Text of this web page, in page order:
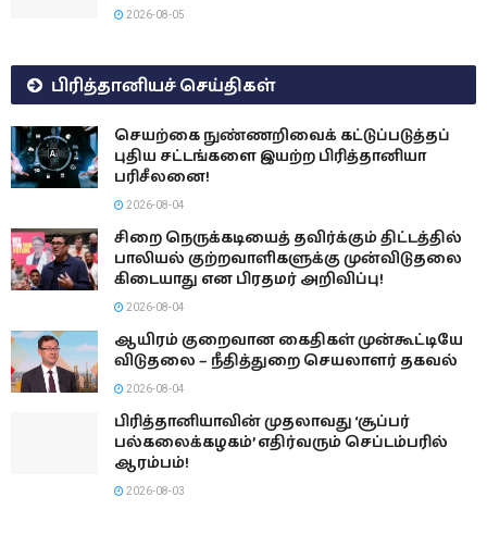
2026-08-05
பிரித்தானியச் செய்திகள்
செயற்கை நுண்ணறிவைக் கட்டுப்படுத்தப்
புதிய சட்டங்களை இயற்ற பிரித்தானியா
பரிசீலனை!
2026-08-04
சிறை நெருக்கடியைத் தவிர்க்கும் திட்டத்தில்
பாலியல் குற்றவாளிகளுக்கு முன்விடுதலை
கிடையாது என பிரதமர் அறிவிப்பு!
2026-08-04
ஆயிரம் குறைவான கைதிகள் முன்கூட்டியே
விடுதலை – நீதித்துறை செயலாளர் தகவல்
2026-08-04
பிரித்தானியாவின் முதலாவது ‘சூப்பர்
பல்கலைக்கழகம்’ எதிர்வரும் செப்டம்பரில்
ஆரம்பம்!
2026-08-03